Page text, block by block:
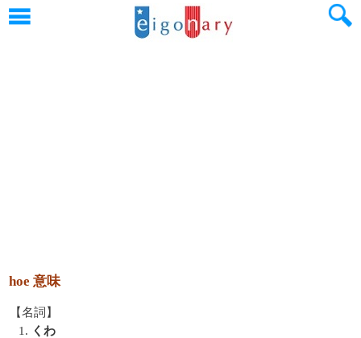
hoe 意味
【名詞】
1. くわ